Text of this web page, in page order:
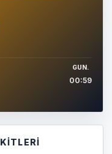
GUN.
00:59